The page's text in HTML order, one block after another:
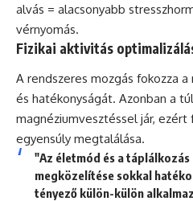
alvás = alacsonyabb
vérnyomás.
Fizikai aktivitás
A rendszeres mozgás fokozza
és hatékonyságát. Azonban a
magnéziumvesztéssel jár,
egyensúly megtalálása.
"Az életmód és a
megközelítése sokkal
tényező külön-külön